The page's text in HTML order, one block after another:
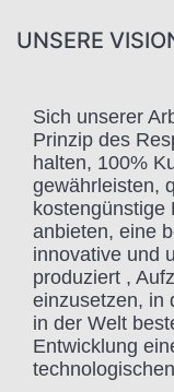
UNSERE
Sich unserer
Prinzip des
halten, 100%
gewährleisten,
kostengünstige
anbieten, eine
innovative und
produziert ,
einzusetzen, in
in der Welt
Entwicklung
technologischen